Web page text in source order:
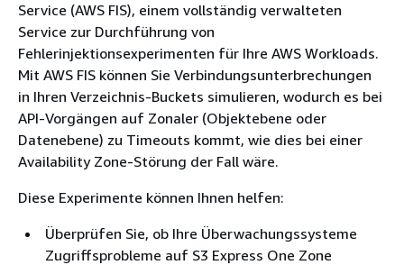
Service (AWS FIS), einem vollständig verwalteten
Service zur Durchführung von
Fehlerinjektionsexperimenten für Ihre AWS Workloads.
Mit AWS FIS können Sie Verbindungsunterbrechungen
in Ihren Verzeichnis-Buckets simulieren, wodurch es bei
API-Vorgängen auf Zonaler (Objektebene oder
Datenebene) zu Timeouts kommt, wie dies bei einer
Availability Zone-Störung der Fall wäre.
Diese Experimente können Ihnen helfen:
Überprüfen Sie, ob Ihre Überwachungssysteme
Zugriffsprobleme auf S3 Express One Zone